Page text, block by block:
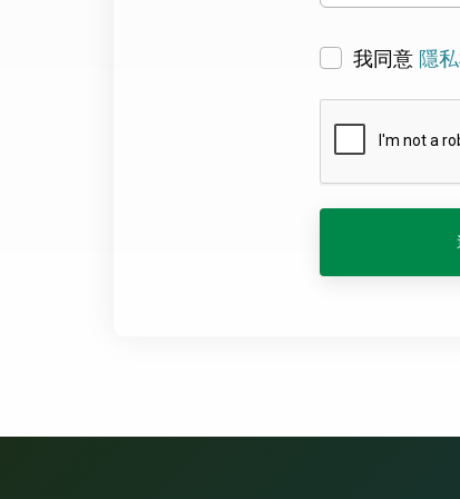
我同意 隱